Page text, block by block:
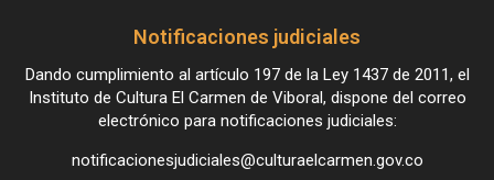
Notificaciones judiciales
Dando cumplimiento al artículo 197 de la Ley 1437 de 2011, el
Instituto de Cultura El Carmen de Viboral, dispone del correo
electrónico para notificaciones judiciales:
notificacionesjudiciales@culturaelcarmen.gov.co